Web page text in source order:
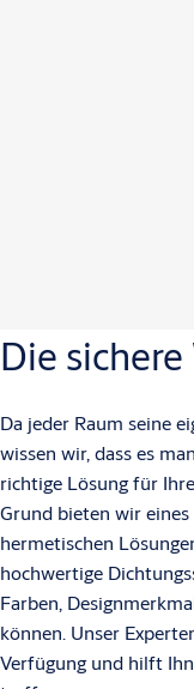
Die sichere
Da jeder Raum seine
wissen wir, dass es
richtige Lösung für
Grund bieten wir
hermetischen
hochwertige
Farben,
können. Unser
Verfügung und hilft